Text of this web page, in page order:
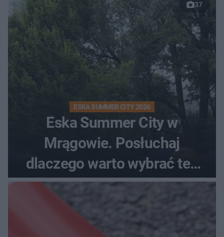
37
ESKA SUMMER CITY 2026
Eska Summer City w
Mrągowie. Posłuchaj
dlaczego warto wybrać ten
kierunek na urlop!